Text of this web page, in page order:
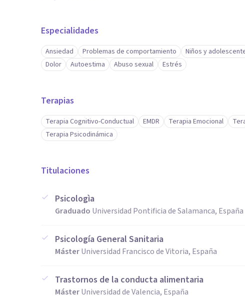
Formación en Trauma, Apego y Trastornos Psicosomáticos
Psicología.
Especialidades
Ansiedad Problemas de comportamiento Niños y
Dolor
Autoestima Abuso sexual Estrés
Terapias
Terapia Cognitivo-Conductual EMDR Terapia Emocional
Terapia Psicodinámica
Titulaciones
Psicologìa
Graduado Universidad Pontificia de Salamanca, España
Psicología General Sanitaria
MásterUniversidad Francisco de Vitoria, España
Trastornos de la conducta alimentaria
MásterUniversidad de Valencia, España